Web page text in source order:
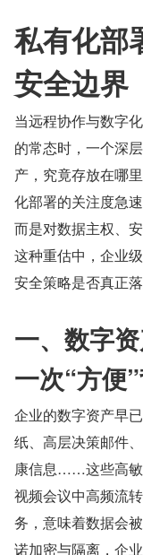
私有化部
安全边界
当远程协作与数字
的常态时，一个深
产，究竟存放在哪
化部署的关注度急
而是对数据主权、
这种重估中，企业
安全策略是否真正
一、数字
一次“方便
企业的数字资产早
纸、高层决策邮件
康信息……这些高敏
视频会议中高频流
务，意味着数据会
诺加密与隔离，企